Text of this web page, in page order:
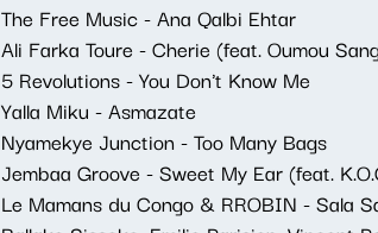
The Free Music - Ana Qalbi Ehtar
Ali Farka Toure - Cherie (feat. Oumou
5 Revolutions - You Don't Know Me
Yalla Miku - Asmazate
Nyamekye Junction - Too Many Bags
Jembaa Groove - Sweet My Ear (feat.
Le Mamans du Congo & RROBIN - Sala